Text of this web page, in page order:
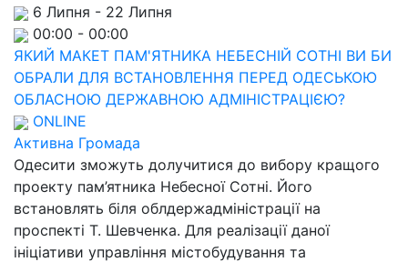
6 Липня - 22 Липня
00:00 - 00:00
ЯКИЙ МАКЕТ ПАМ'ЯТНИКА НЕБЕСНІЙ СОТНІ ВИ БИ
ОБРАЛИ ДЛЯ ВСТАНОВЛЕННЯ ПЕРЕД ОДЕСЬКОЮ
ОБЛАСНОЮ ДЕРЖАВНОЮ АДМІНІСТРАЦІЄЮ?
ONLINE
Активна Громада
Одесити зможуть долучитися до вибору кращого
проекту пам’ятника Небесної Сотні. Його
встановлять біля облдержадміністрації на
проспекті Т. Шевченка. Для реалізації даної
ініціативи управління містобудування та